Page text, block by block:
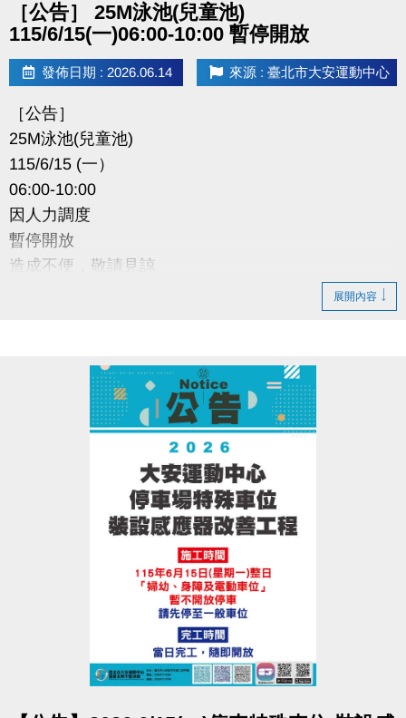
［公告］ 25M泳池(兒童池)
115/6/15(一)06:00-10:00 暫停開放
發佈日期 : 2026.06.14 來源 : 臺北市大安運動中心
［公告］
25M泳池(兒童池)
115/6/15 (一）
06:00-10:00
因人力調度
暫停開放
造成不便，敬請見諒
展開內容